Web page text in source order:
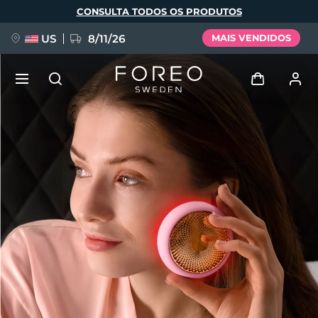
principal
CONSULTA TODOS OS PRODUTOS
US 8/11/26 MAIS VENDIDOS
Entrar
Perfil de usuário
Meus aparelhos
Meus pedidos
Meus endereços
As minhas subscrições
NOVIDADE
FAQ™ Pure Beauty-Tech Elixir
BREAKING NEWS
issa™ Teeth Whitening Set
Idioma
Deutsch
Español
Français
Italiano
Português
Polski
Svenska
Русский
Türkçe
简体中文 繁體中文